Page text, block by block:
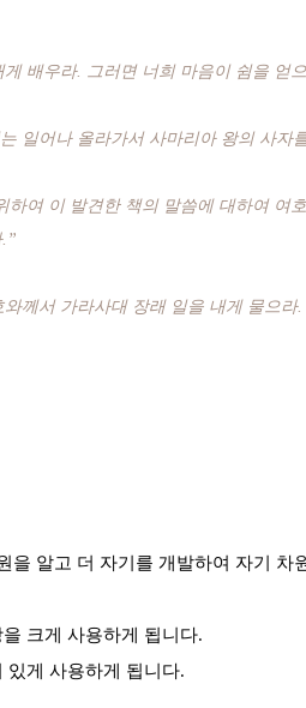
배우라. 그러면 너희 마음이 쉼을 얻
일어나 올라가서 사마리아 왕의 사
여 이 발견한 책의 말씀에 대하여
께서 가라사대 장래 일을 내게 물으
을 알고 더 자기를 개발하여 자기 차
크게 사용하게 됩니다.
있게 사용하게 됩니다.